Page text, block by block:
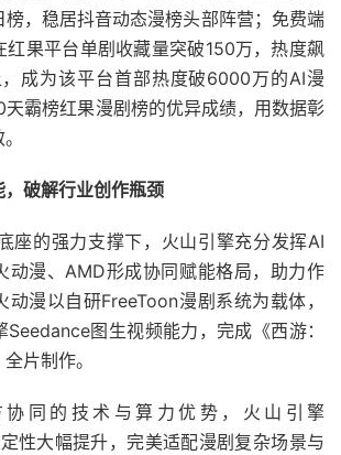
，稳居抖音动态漫榜头部阵营；免费端
红果平台单剧收藏量突破150万，热度飙
成为该平台首部热度破6000万的AI漫
天霸榜红果漫剧榜的优异成绩，用数据彰
破解行业创作瓶颈
座的强力支撑下，火山引擎充分发挥AI
动漫、AMD形成协同赋能格局，助力作
动漫以自研FreeToon漫剧系统为载体，
图生视频能力，完成《西游：
片制作。
协同的技术与算力优势，火山引擎
性大幅提升，完美适配漫剧复杂场景与